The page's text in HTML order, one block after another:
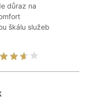
důraz na
škálu služeb